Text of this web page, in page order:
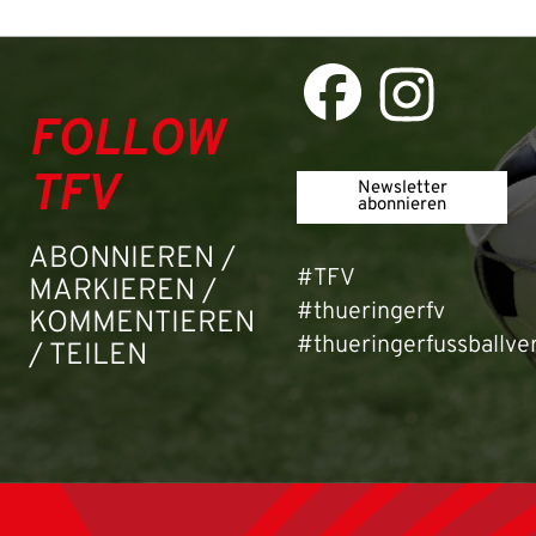
FOLLOW
TFV
ABONNIEREN /
MARKIEREN /
KOMMENTIEREN
/ TEILEN
Newsletter
abonnieren
#TFV
#thueringerfv